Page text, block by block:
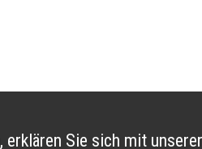
Sie sich mit